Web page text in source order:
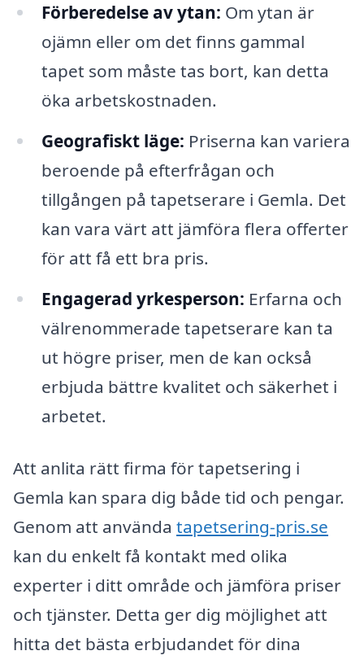
Förberedelse av ytan: Om ytan är
ojämn eller om det finns gammal
tapet som måste tas bort, kan detta
öka arbetskostnaden.
Geografiskt läge: Priserna kan variera
beroende på efterfrågan och
tillgången på tapetserare i Gemla. Det
kan vara värt att jämföra flera offerter
för att få ett bra pris.
Engagerad yrkesperson: Erfarna och
välrenommerade tapetserare kan ta
ut högre priser, men de kan också
erbjuda bättre kvalitet och säkerhet i
arbetet.
Att anlita rätt firma för tapetsering i
Gemla kan spara dig både tid och pengar.
Genom att använda tapetsering-pris.se
kan du enkelt få kontakt med olika
experter i ditt område och jämföra priser
och tjänster. Detta ger dig möjlighet att
hitta det bästa erbjudandet för dina